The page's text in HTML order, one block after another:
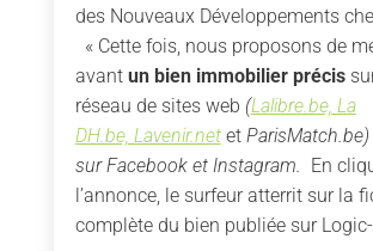
des Nouveaux Développements
« Cette fois, nous proposons de
avant un bien immobilier précis
réseau de sites web (Lalibre.be, La
DH.be, Lavenir.netetParisMatch.be)
sur Facebook et Instagram. En
l’annonce, le surfeur atterrit sur la
complète du bien publiée sur